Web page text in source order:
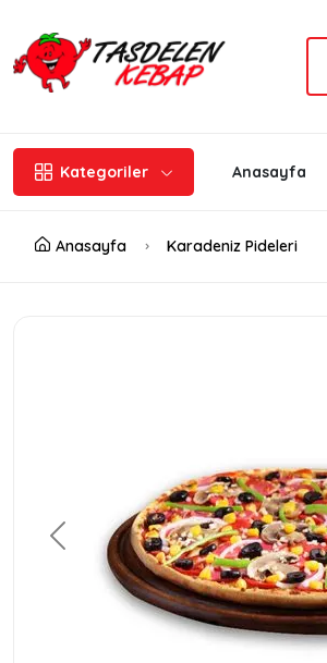
Kategoriler Anasayfa
Anasayfa Karadeniz Pideleri
Geri